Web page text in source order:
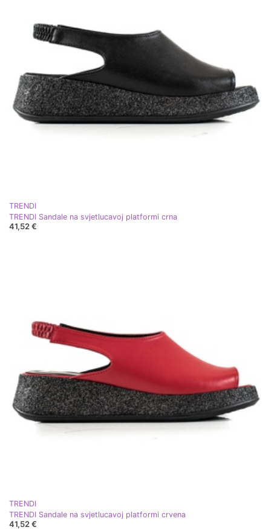
TRENDI
TRENDI Sandale na svjetlucavoj platformi crna
41,52 €
TRENDI
TRENDI Sandale na svjetlucavoj platformi crvena
41,52 €